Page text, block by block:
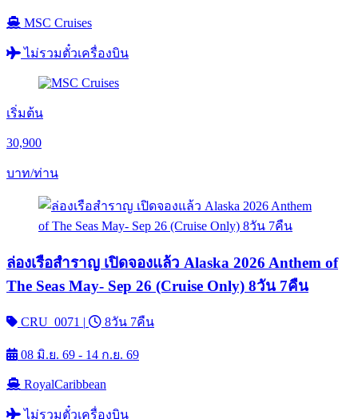
MSC Cruises
ไม่รวมตั๋วเครื่องบิน
เริ่มต้น
30,900
บาท/ท่าน
ล่องเรือสำราญ เปิดจองแล้ว Alaska 2026 Anthem of
The Seas May- Sep 26 (Cruise Only) 8วัน 7คืน
CRU_0071 | 8วัน 7คืน
08 มิ.ย. 69 - 14 ก.ย. 69
RoyalCaribbean
ไม่รวมตั๋วเครื่องบิน